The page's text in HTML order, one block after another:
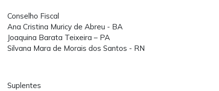
Conselho Fiscal
Ana Cristina Muricy de Abreu - BA
Joaquina Barata Teixeira – PA
Silvana Mara de Morais dos Santos - RN
Suplentes